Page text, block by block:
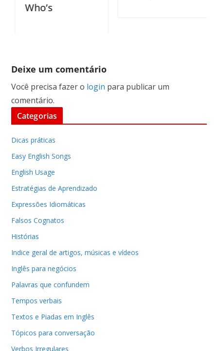
Who’s
Deixe um comentário
Você precisa fazer o login para publicar um
comentário.
Categorias
Dicas práticas
Easy English Songs
English Usage
Estratégias de Aprendizado
Expressões Idiomáticas
Falsos Cognatos
Histórias
Indice geral de artigos, músicas e vídeos
Inglês para negócios
Palavras que confundem
Tempos verbais
Textos e Piadas em Inglês
Tópicos para conversação
Verbos Irregulares